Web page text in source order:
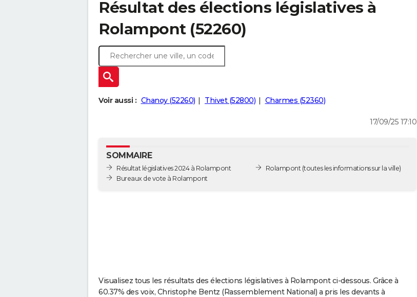
Résultat des élections législatives à
Rolampont (52260)
Voir aussi : Chanoy (52260) Thivet (52800) Charmes (52360)
17/09/25 17:10
SOMMAIRE
Résultat législatives 2024 à Rolampont
Bureaux de vote à Rolampont
Rolampont (toutes les informations sur la ville)
Visualisez tous les résultats des élections législatives à Rolampont ci-dessous. Grâce à
60.37% des voix, Christophe Bentz (Rassemblement National) a pris les devants à